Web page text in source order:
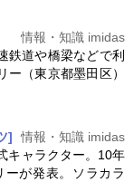
情報・知識 imidas
鉄道や橋梁などで利
ー （東京都墨田区）
]
情報・知識 imidas
キャラクター。10年
が発表。ソラカラ